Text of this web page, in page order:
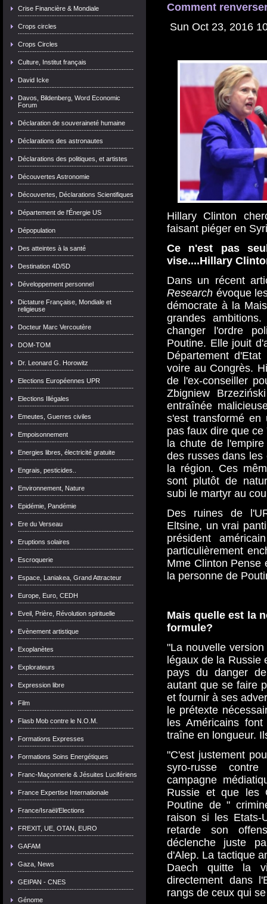
Crise Financière & Mondiale
Crops circles
Crops Circles
Culture, Institut français
David Icke
Davos, Bildenberg, Word Economic
Forum
Déclaration de souveraineté humaine
Déclarations des astronautes
Déclarations des politiques, et artistes
Découvertes Astronomie
Découvertes, Déclarations Scientifiques
Département de l'Énergie US
Dépopulation
Des atteintes à la santé
Destination 4D/5D
Développement personnel
Dictature Française, Mondiale et
religieuse
Docteur Marc Vercoutère
DOM-TOM
Dr. Leonard G. Horowitz
Elections Européennes UPR
Elections Illégales
Emeutes, Guerres civiles
Empoisonnement
Energies libres, électricité gratuite
Engrais, pesticides..
Environnement, Nature
Epidémie, Pandémie
Ere du Verseau
Eruptions solaires
Escroquerie
Espace, Laniakea, Grand Attracteur
Europe, Euro, CEDH
Eveil, Prière, Révolution spirituelle
Evènement artistique
Exoplanètes
Explorateurs
Expression libre
Film
Flasb Mob contre le N.O.M.
Formations Expresses
Formations Soins Energétiques
Franc-Maçonnerie & Jésuites Lucifériens
France Expertise Internationale
France/Israël/Elections
FREXIT, UE, OTAN, EURO
GAFAM
Gaza, News
GEIPAN - CNES
Génome
Comment
Sun Oct 23, 2016
Hillary Clinton
faisant piéger en
Ce n'est pas
vise....Hillary
Dans un récent
Research évoque
démocrate à la
grandes
changer l'ordre
Poutine. Elle jouit
Département
voire au Congrès.
de l'ex-conseiller
Zbigniew
entraînée
s'est transformé
pas faux dire que
la chute de
des russes dans
la région. Ces
sont plutôt de
subi le martyr au
Des ruines de
Eltsine, un vrai
président
particulièrement
Mme Clinton Pense
la personne de
Mais quelle est la
formule?
"La nouvelle
légaux de la Russie
pays du danger
autant que se faire
et fournir à ses
le prétexte
les Américains
traîne en longueur.
"C'est justement
syro-russe
campagne
Russie et que les
Poutine de "
raison si les Etats-
retarde son
déclenche juste
d'Alep. La tactique
Daech quitte la
directement dans
rangs de ceux qui